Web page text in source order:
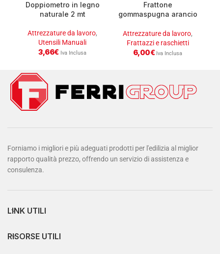
Doppiometro in legno
naturale 2 mt
Attrezzature da lavoro,
Utensili Manuali
3,66€ Iva Inclusa
Frattone
gommaspugna arancio
Attrezzature da lavoro,
Frattazzi e raschietti
6,00€ Iva Inclusa
Forniamo i migliori e più adeguati prodotti per l'edilizia al miglior
rapporto qualità prezzo, offrendo un servizio di assistenza e
consulenza.
LINK UTILI
RISORSE UTILI